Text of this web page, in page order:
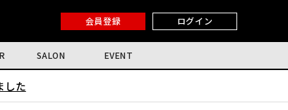
会員登録 ログイン
SALON EVENT
した